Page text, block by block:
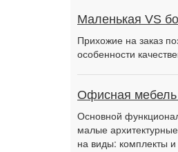
Маленькая VS
Прихожие на заказ
особенности
Офисная мебель
Основной
малые
на виды: комплекты